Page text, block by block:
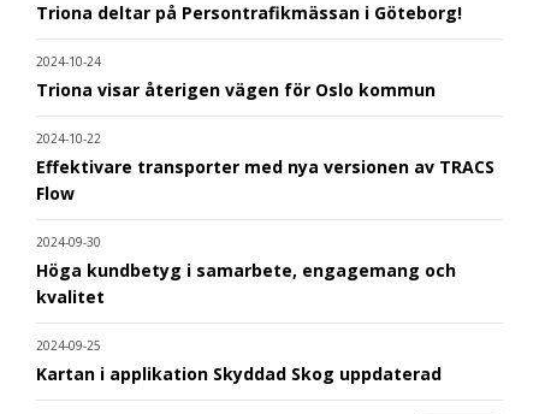
Triona deltar på Persontrafikmässan i Göteborg!
2024-10-24
Triona visar återigen vägen för Oslo kommun
2024-10-22
Effektivare transporter med nya versionen av TRACS
Flow
2024-09-30
Höga kundbetyg i samarbete, engagemang och
kvalitet
2024-09-25
Kartan i applikation Skyddad Skog uppdaterad